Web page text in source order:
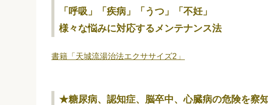
「呼吸」「疾病」「うつ」「不妊」
様々な悩みに対応するメンテナンス法
書籍「 天城流湯治法エクササイズ2 」
★糖尿病、認知症、脳卒中、心臓病の危険を察